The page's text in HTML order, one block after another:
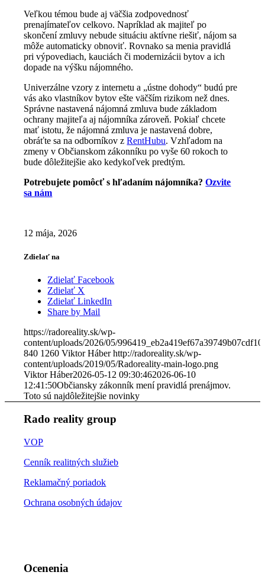
Veľkou témou bude aj väčšia zodpovednosť
prenajímateľov celkovo. Napríklad ak majiteľ po
skončení zmluvy nebude situáciu aktívne riešiť, nájom sa
môže automaticky obnoviť. Rovnako sa menia pravidlá
pri výpovediach, kauciách či modernizácii bytov a ich
dopade na výšku nájomného.
Univerzálne vzory z internetu a „ústne dohody“ budú pre
vás ako vlastníkov bytov ešte väčším rizikom než dnes.
Správne nastavená nájomná zmluva bude základom
ochrany majiteľa aj nájomníka zároveň. Pokiaľ chcete
mať istotu, že nájomná zmluva je nastavená dobre,
obráťte sa na odborníkov zRentHubu. Vzhľadom na
zmeny v Občianskom zákonníku po vyše 60 rokoch to
bude dôležitejšie ako kedykoľvek predtým.
Potrebujete pomôcť s hľadaním nájomníka?Ozvite
sa nám
12 mája, 2026
Zdielať na
Zdielať Facebook
Zdielať X
Zdielať LinkedIn
Share by Mail
https://radoreality.sk/wp-
content/uploads/2026/05/
840 1260 Viktor Háber http://radoreality.sk/wp-
content/uploads/2019/05/Radoreality-main-logo.png
Viktor Háber2026-05-12 09:30:462026-06-10
12:41:50Občiansky zákonník mení pravidlá prenájmov.
Toto sú najdôležitejšie novinky
Rado reality group
VOP
Cenník realitných služieb
Reklamačný poriadok
Ochrana osobných údajov
Ocenenia